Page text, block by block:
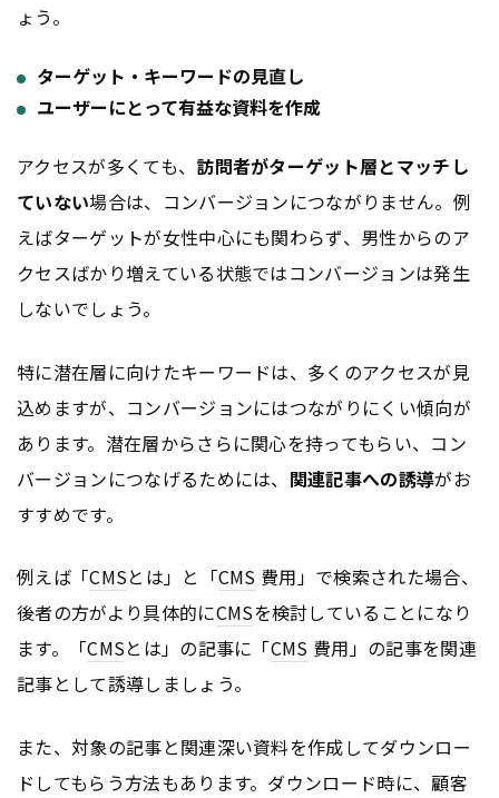
ょう。
ターゲット・キーワードの見直し
ユーザーにとって有益な資料を作成
アクセスが多くても、 訪問者がターゲット層とマッチし
ていない場合は、コンバージョンにつながりません。例
えばターゲットが女性中心にも関わらず、男性からのア
クセスばかり増えている状態ではコンバージョンは発生
しないでしょう。
特に潜在層に向けたキーワードは、多くのアクセスが見
込めますが、コンバージョンにはつながりにくい傾向が
あります。潜在層からさらに関心を持ってもらい、コン
バージョンにつなげるためには、 関連記事への誘導がお
すすめです。
例えば「CMSとは」と「CMS 費用」で検索された場合、
後者の方がより具体的にCMSを検討していることになり
ます。「CMSとは」の記事に「CMS 費用」の記事を関連
記事として誘導しましょう。
また、対象の記事と関連深い資料を作成してダウンロー
ドしてもらう方法もあります。ダウンロード時に、顧客